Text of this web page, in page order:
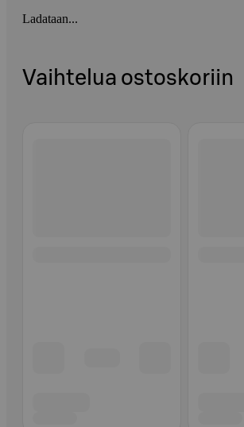
Ladataan...
Vaihtelua ostoskoriin